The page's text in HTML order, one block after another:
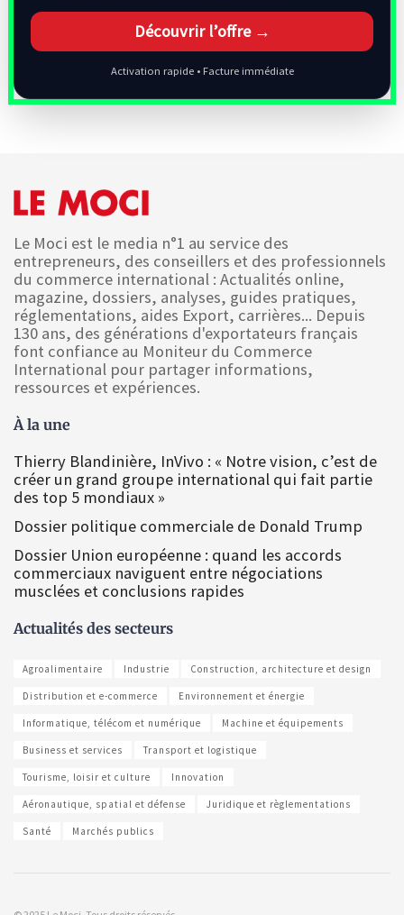
Découvrir l’offre →
Activation rapide • Facture immédiate
Le Moci est le media n°1 au service des
entrepreneurs, des conseillers et des professionnels
du commerce international : Actualités online,
magazine, dossiers, analyses, guides pratiques,
réglementations, aides Export, carrières... Depuis
130 ans, des générations d'exportateurs français
font confiance au Moniteur du Commerce
International pour partager informations,
ressources et expériences.
À la une
Thierry Blandinière, InVivo : « Notre vision, c’est de
créer un grand groupe international qui fait partie
des top 5 mondiaux »
Dossier politique commerciale de Donald Trump
Dossier Union européenne : quand les accords
commerciaux naviguent entre négociations
musclées et conclusions rapides
Actualités des secteurs
Agroalimentaire Industrie Construction, architecture et design
Distribution et e-commerce Environnement et énergie
Informatique, télécom et numérique Machine et équipements
Business et services Transport et logistique
Tourisme, loisir et culture Innovation
Aéronautique, spatial et défense Juridique et règlementations
Santé Marchés publics